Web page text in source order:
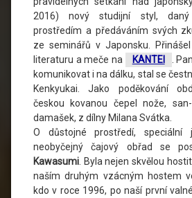
2016) nový studijní styl, daný
prostředím a předáváním svých
ze seminářů v Japonsku.
literaturu a meče na
KANTEI
.
komunikovat i na dálku, stal se
Kenkyukai. Jako poděkování
českou kovanou čepel nože,
damašek, z dílny Milana Svátka.
O důstojné prostředí, speciální
neobyčejný čajový obřad se
Kawasumi . Byla nejen skvělou
naším druhým vzácným hostem
kdo v roce 1996, po naší první